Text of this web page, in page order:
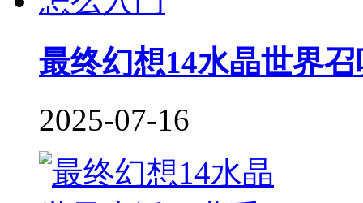
最终幻想14水晶世界
2025-07-16